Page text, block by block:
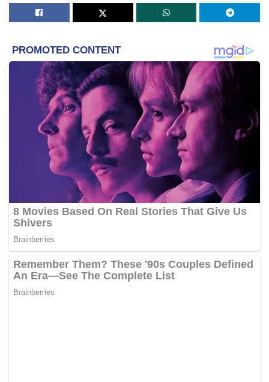
memanfaatkan kelalaian benteng pertahanan skuad
negara.
Penyerang Ahmad Hazwan Bakri bagaimanapun berjaya
menyamakan kedudukan untuk skuad kebangsaan pada
minit ke-20 menerusi sepakan voli dalam kotak penalti
lawan, sekali gus menceriakan hampir 5,000 penyokong
yang hadir menyaksikan perlawanan tersebut.
Skuad kebangsaan hampir menggandakan jaringan pada
minit ke-34 namun percubaan Ahmad Hazwan hasil
hantaran kapten pasukan, Mohd Amri Yahyah tinggi
melewati pintu gol pasukan pelawat dan keputusan 1-1
kekal sehingga waktu rehat.
Babak kedua menyaksikan skuad kebangsaan kembali
mengasak dan berjaya mendahului perlawanan pada minit
ke-47 menerusi sepakan penalti yang disempurnakan
Mohd Amri.
Pengadil, Alongkron Feemuechang dari Thailand